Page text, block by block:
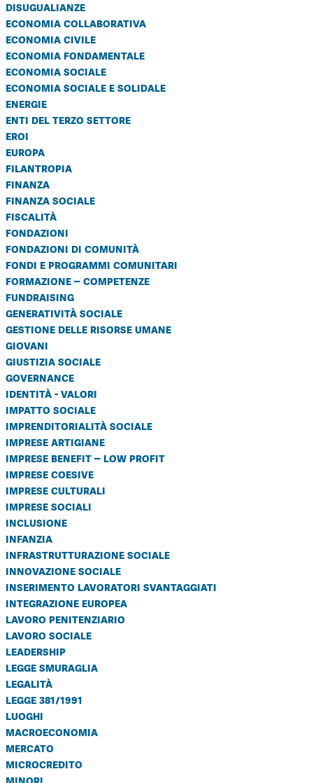
disugualianze
economia collaborativa
economia civile
economia fondamentale
economia sociale
economia sociale e solidale
energie
enti del terzo settore
eroi
europa
filantropia
finanza
finanza sociale
fiscalità
fondazioni
fondazioni di comunità
fondi e programmi comunitari
formazione – competenze
fundraising
generatività sociale
gestione delle risorse umane
giovani
giustizia sociale
governance
identità - valori
impatto sociale
imprenditorialità sociale
imprese artigiane
imprese benefit – low profit
imprese coesive
imprese culturali
imprese sociali
inclusione
infanzia
infrastrutturazione sociale
innovazione sociale
inserimento lavoratori svantaggiati
integrazione europea
lavoro penitenziario
lavoro sociale
leadership
legge smuraglia
legalità
legge 381/1991
luoghi
macroeconomia
mercato
microcredito